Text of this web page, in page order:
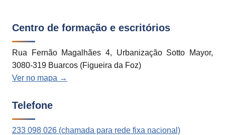
Centro de formação e escritórios
Rua Fernão Magalhães 4, Urbanização Sotto Mayor,
3080-319 Buarcos (Figueira da Foz)
Ver no mapa →
Telefone
233 098 026 (chamada para rede fixa nacional)